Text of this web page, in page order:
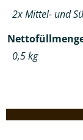
2x Mittel- und
0,5 kg